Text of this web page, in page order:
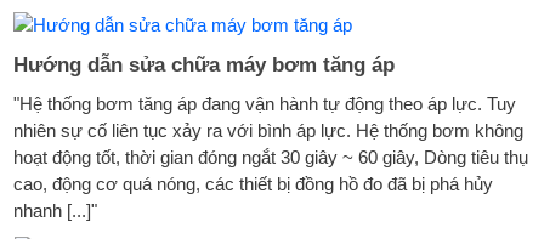
Hướng dẫn sửa chữa máy bơm tăng áp
"Hệ thống bơm tăng áp đang vận hành tự động theo áp lực. Tuy
nhiên sự cố liên tục xảy ra với bình áp lực. Hệ thống bơm không
hoạt động tốt, thời gian đóng ngắt 30 giây ~ 60 giây, Dòng tiêu thụ
cao, động cơ quá nóng, các thiết bị đồng hồ đo đã bị phá hủy
nhanh [...]"